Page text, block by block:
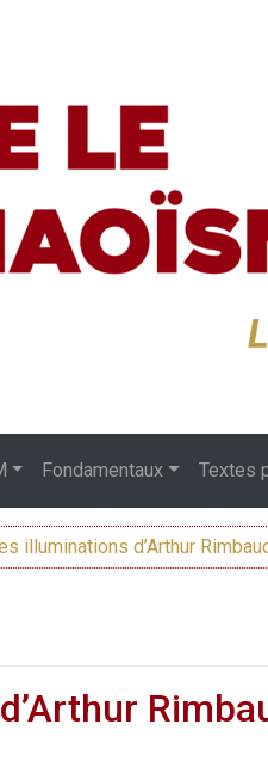
Fondamentaux Textes
illuminations d’Arthur